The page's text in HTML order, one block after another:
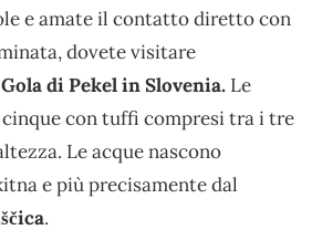
e amate il contatto diretto con
dovete visitare
Gola di Pekel in Slovenia. Le
cinque con tuffi compresi tra i tre
Le acque nascono
e più precisamente dal
.